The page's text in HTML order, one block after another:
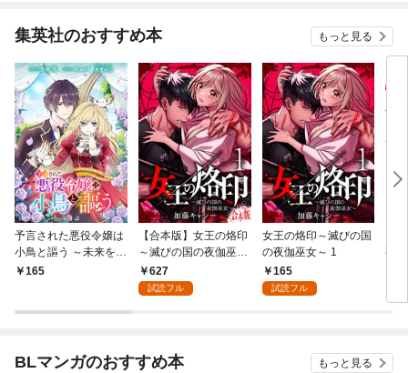
集英社のおすすめ本 もっと見る
予言された悪役令嬢は
小鳥と謳う ～未来を知
る専属執事に「君を救
165
【合本版】女王の烙印
～滅びの国の夜伽巫女
～ 1627
試読フル
女王の烙印～滅びの国
の夜伽巫女～ 1
165
試読フル
熟
BLマンガのおすすめ本 もっと見る